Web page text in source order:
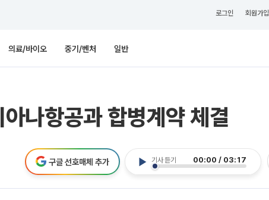
로그인 회원가입
의료/바이오 중기/벤처 일반
나항공과 합병계약 체결
기사 듣기 00:00 / 03:17
구글 선호매체 추가